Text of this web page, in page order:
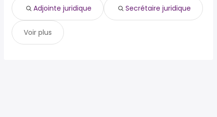
Adjointe juridique Secrétaire juridique
Voir plus